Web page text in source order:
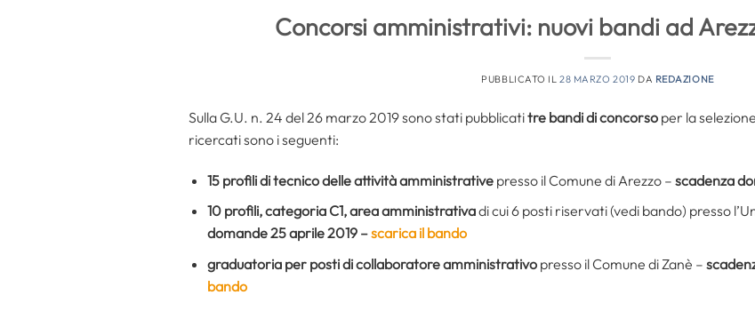
Concorsi amministrativi: nuovi bandi ad
PUBBLICATO IL28 MARZO 2019 DA REDAZIONE
Sulla G.U. n. 24 del 26 marzo 2019 sono stati pubblicatitre bandi di concorso per la
ricercati sono i seguenti:
15 profili di tecnico delle attività amministrativepresso il Comune di Arezzo – scadenza
10 profili, categoria C1, area amministrativadi cui 6 posti riservati (vedi bando) presso
domande 25 aprile 2019 –scarica il bando
graduatoria per posti di collaboratore amministrativo presso il Comune di Zanè –
bando